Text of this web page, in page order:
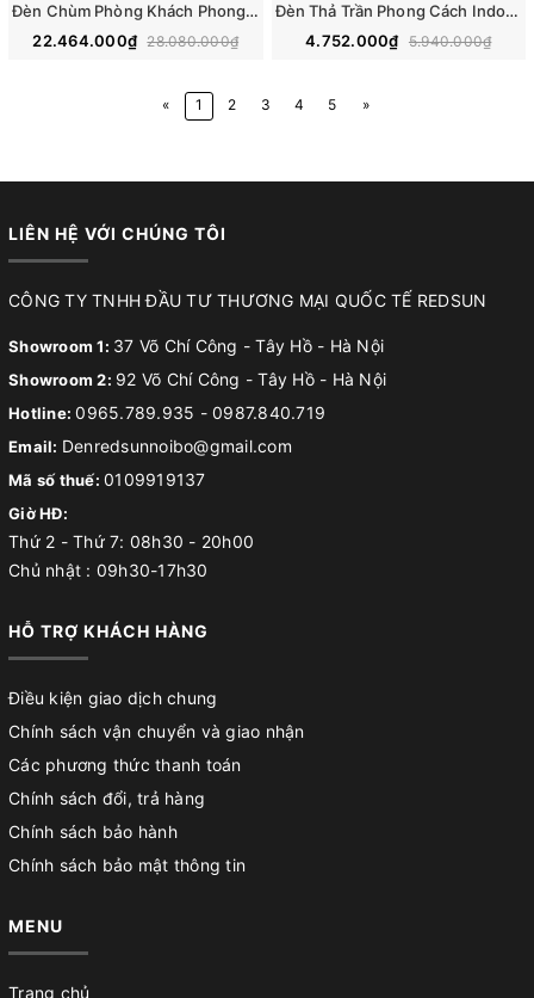
Đèn Chùm Phòng Khách Phong Cách Indochine IDC-018
22.464.000₫ 28.080.000₫
Đèn Thả Trần Phong Cách Indochine Chất Liệu Thuỷ Tinh IDC-015
4.752.000₫ 5.940.000₫
« 1 2 3 4 5 »
LIÊN HỆ VỚI CHÚNG TÔI
CÔNG TY TNHH ĐẦU TƯ THƯƠNG MẠI QUỐC TẾ REDSUN
Showroom 1: 37 Võ Chí Công - Tây Hồ - Hà Nội
Showroom 2: 92 Võ Chí Công - Tây Hồ - Hà Nội
Hotline:0965.789.935 - 0987.840.719
Email: Denredsunnoibo@gmail.com
Mã số thuế: 0109919137
Giờ HĐ:
Thứ 2 - Thứ 7: 08h30 - 20h00
Chủ nhật : 09h30-17h30
HỖ TRỢ KHÁCH HÀNG
Điều kiện giao dịch chung
Chính sách vận chuyển và giao nhận
Các phương thức thanh toán
Chính sách đổi, trả hàng
Chính sách bảo hành
Chính sách bảo mật thông tin
MENU
Trang chủ